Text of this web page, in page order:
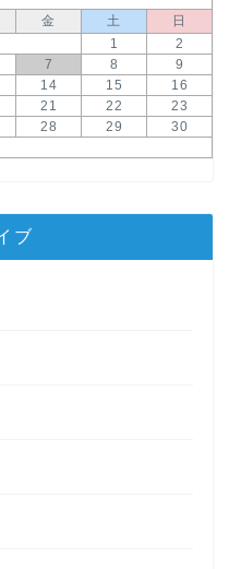
金 土
日
1
2
7 8
9
14 15
16
21 22
23
28 29
30
ブ